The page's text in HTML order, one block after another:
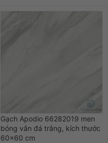
Gạch Apodio 66282019 men
bóng vân đá trắng, kích thước
60×60 cm